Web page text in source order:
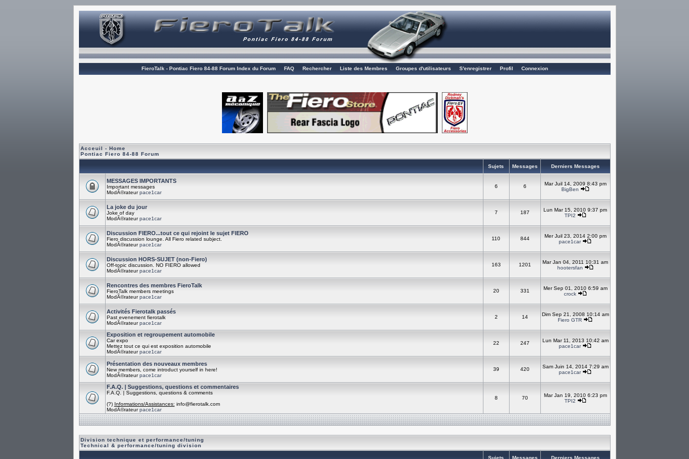
FieroTalk - Pontiac Fiero 84-88 Forum Index du Forum FAQ Rechercher Liste des Membres Groupes d'utilisateurs S'enregistrer Profil Connexion
Acceuil - Home
Pontiac Fiero 84-88 Forum
Sujets Messages Derniers Messages
MESSAGES IMPORTANTS
Important messages
ModÃ©rateurpace1car
6 6
Mar Juil 14, 2009 8:43 pm
BigBen
La joke du jour
Joke of day
ModÃ©rateurpace1car
7 187
Lun Mar 15, 2010 9:37 pm
TPI2
Discussion FIERO...tout ce qui rejoint le sujet FIERO
Fiero discussion lounge. All Fiero related subject.
ModÃ©rateurpace1car
110 844
Mer Juil 23, 2014 2:00 pm
pace1car
Discussion HORS-SUJET (non-Fiero)
Off-topic discussion. NO FIERO allowed
ModÃ©rateurpace1car
163 1201
Mar Jan 04, 2011 10:31 am
hootersfan
Rencontres des membres FieroTalk
FieroTalk members meetings
ModÃ©rateurpace1car
20 331
Mer Sep 01, 2010 6:59 am
crock
Activités Fierotalk passés
Past evenement fierotalk
ModÃ©rateurpace1car
2 14
Dim Sep 21, 2008 10:14 am
Fiero GTR
Exposition et regroupement automobile
Car expo
Mettez tout ce qui est exposition automobile
ModÃ©rateurpace1car
22 247
Lun Mar 11, 2013 10:42 am
pace1car
Présentation des nouveaux membres
New members, come introduct yourself in here!
ModÃ©rateurpace1car
39 420
Sam Juin 14, 2014 7:29 am
pace1car
F.A.Q. | Suggestions, questions et commentaires
F.A.Q. | Suggestions, questions & comments
(?) Informations/Assistances: info@fierotalk.com
ModÃ©rateurpace1car
8 70
Mar Jan 19, 2010 6:23 pm
TPI2
Division technique et performance/tuning
Technical & performance/tuning division
Sujets Messages Derniers Messages